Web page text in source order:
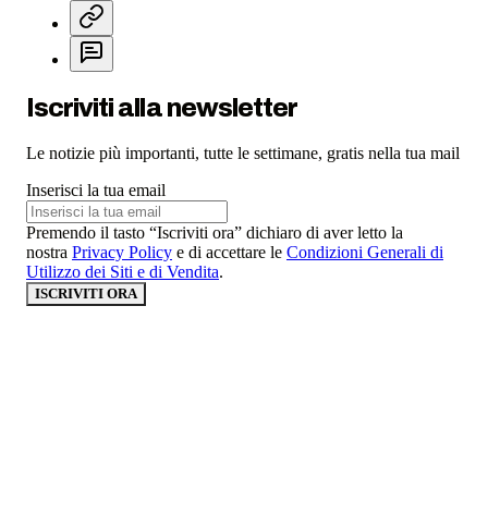
Iscriviti alla newsletter
Le notizie più importanti, tutte le settimane, gratis nella tua mail
Inserisci la tua email
Premendo il tasto “Iscriviti ora” dichiaro di aver letto la
nostra Privacy Policy e di accettare le Condizioni Generali di
Utilizzo dei Siti e di Vendita.
ISCRIVITI ORA